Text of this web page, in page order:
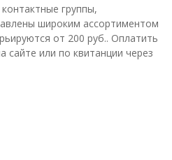
группы,
широким ассортиментом
от 200 руб.. Оплатить
или по квитанции через